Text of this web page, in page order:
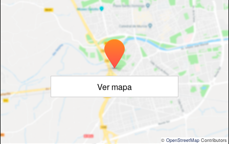
Ver mapa
© OpenStreetMap Contributors